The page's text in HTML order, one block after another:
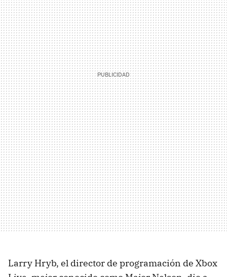
Larry Hryb, el director de programación de Xbox